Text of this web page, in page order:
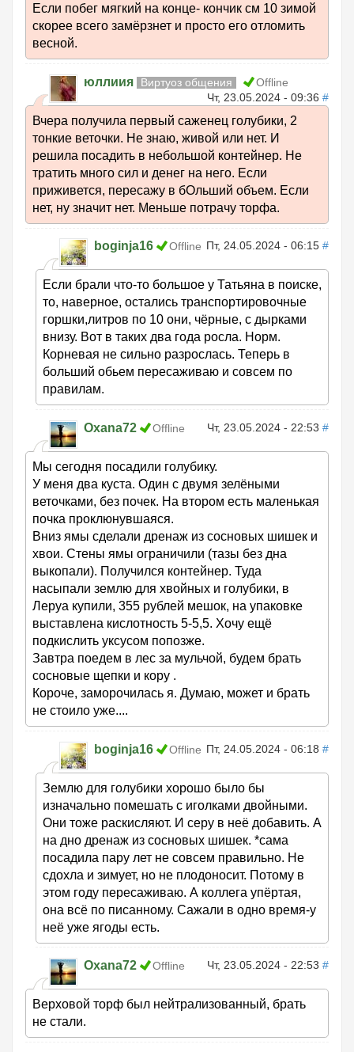
Если побег мягкий на конце- кончик см 10 зимой
скорее всего замёрзнет и просто его отломить
весной.
юллиия Виртуоз общения
Offline
Чт, 23.05.2024 - 09:36 #
Вчера получила первый саженец голубики, 2
тонкие веточки. Не знаю, живой или нет. И
решила посадить в небольшой контейнер. Не
тратить много сил и денег на него. Если
приживется, пересажу в бОльший объем. Если
нет, ну значит нет. Меньше потрачу торфа.
boginja16 Offline Пт, 24.05.2024 - 06:15 #
Если брали что-то большое у Татьяна в поиске,
то, наверное, остались транспортировочные
горшки,литров по 10 они, чёрные, с дырками
внизу. Вот в таких два года росла. Норм.
Корневая не сильно разрослась. Теперь в
больший обьем пересаживаю и совсем по
правилам.
Oxana72 Offline Чт, 23.05.2024 - 22:53 #
Мы сегодня посадили голубику.
У меня два куста. Один с двумя зелёными
веточками, без почек. На втором есть маленькая
почка проклюнувшаяся.
Вниз ямы сделали дренаж из сосновых шишек и
хвои. Стены ямы ограничили (тазы без дна
выкопали). Получился контейнер. Туда
насыпали землю для хвойных и голубики, в
Леруа купили, 355 рублей мешок, на упаковке
выставлена кислотность 5-5,5. Хочу ещё
подкислить уксусом попозже.
Завтра поедем в лес за мульчой, будем брать
сосновые щепки и кору .
Короче, заморочилась я. Думаю, может и брать
не стоило уже....
boginja16 Offline Пт, 24.05.2024 - 06:18 #
Землю для голубики хорошо было бы
изначально помешать с иголками двойными.
Они тоже раскисляют. И серу в неё добавить. А
на дно дренаж из сосновых шишек. *сама
посадила пару лет не совсем правильно. Не
сдохла и зимует, но не плодоносит. Потому в
этом году пересаживаю. А коллега упёртая,
она всё по писанному. Сажали в одно время-у
неё уже ягоды есть.
Oxana72 Offline Чт, 23.05.2024 - 22:53 #
Верховой торф был нейтрализованный, брать
не стали.